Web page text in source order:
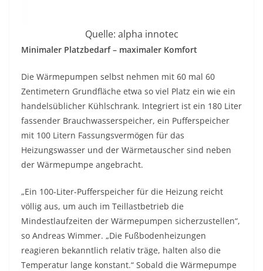
Quelle: alpha innotec
Minimaler Platzbedarf – maximaler Komfort
Die Wärmepumpen selbst nehmen mit 60 mal 60
Zentimetern Grundfläche etwa so viel Platz ein wie ein
handelsüblicher Kühlschrank. Integriert ist ein 180 Liter
fassender Brauchwasserspeicher, ein Pufferspeicher
mit 100 Litern Fassungsvermögen für das
Heizungswasser und der Wärmetauscher sind neben
der Wärmepumpe angebracht.
„Ein 100-Liter-Pufferspeicher für die Heizung reicht
völlig aus, um auch im Teillastbetrieb die
Mindestlaufzeiten der Wärmepumpen sicherzustellen“,
so Andreas Wimmer. „Die Fußbodenheizungen
reagieren bekanntlich relativ träge, halten also die
Temperatur lange konstant.“ Sobald die Wärmepumpe